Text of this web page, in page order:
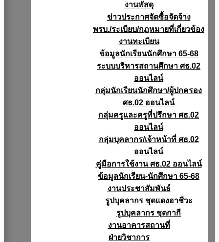
งานพัสดุ
ข่าวประกาศจัดซื้อจัดจ้าง
พรบ./ระเบียบ/กฏหมายที่เกี่ยวข้อง
งานทะเบียน
ข้อมูลนักเรียนนักศึกษา 65-68
ระบบบริหารสถานศึกษา ศธ.02
ออนไลน์
กลุ่มนักเรียนนักศึกษา/ผู้ปกครอง
ศธ.02 ออนไลน์
กลุ่มครูและครูที่ปรึกษา ศธ.02
ออนไลน์
กลุ่มบุคลากร/เจ้าหน้าที่ ศธ.02
ออนไลน์
คู่มือการใช้งาน ศธ.02 ออนไลน์
ข้อมูลนักเรียน-นักศึกษา 65-68
งานประชาสัมพันธ์
รูปบุคลากร ชุดแดงอาชีวะ
รูปบุคลากร ชุดกากี
งานอาคารสถานที่
ฝ่ายวิชาการ